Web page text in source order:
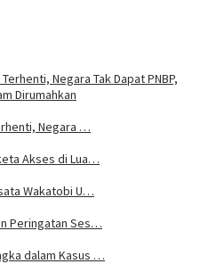
Negara …
Akses di Lua…
Wakatobi U…
Peringatan Ses…
dalam Kasus …